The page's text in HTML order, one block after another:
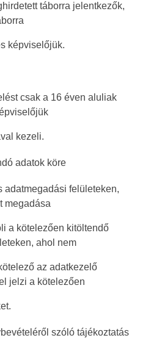
táborra jelentkezők,
képviselőjük.
csak a 16 éven aluliak
kezeli.
adatok köre
adatmegadási felületeken,
megadása
a kötelezően kitöltendő
ahol nem
az adatkezelő
jelzi a kötelezően
szóló tájékoztatás